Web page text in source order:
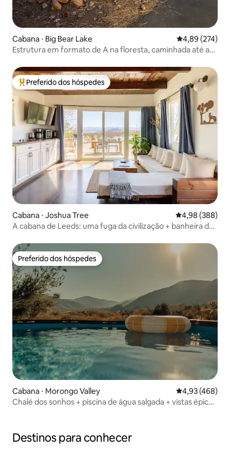
Cabana ⋅ Big Bear Lake 4,89 de uma
4,89 (274)
Estrutura em formato de A na floresta, caminhada até as
Entre os melhores preferidos dos hóspedes
Preferido dos hóspedes
Cabana ⋅ Joshua Tree 4,98 de uma
4,98 (388)
A cabana de Leeds: uma fuga da civilização + banheira de
Preferido dos hóspedes
Preferido dos hóspedes
Cabana ⋅ Morongo Valley 4,93 de uma
4,93 (468)
Chalé dos sonhos + piscina de água salgada + vistas épicas
Destinos para conhecer